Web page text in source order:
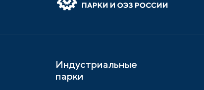
Индустриальные
парки